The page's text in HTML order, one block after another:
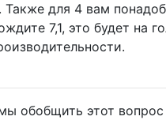
Также для 4 вам
7,1, это будет на
обобщить этот вопрос